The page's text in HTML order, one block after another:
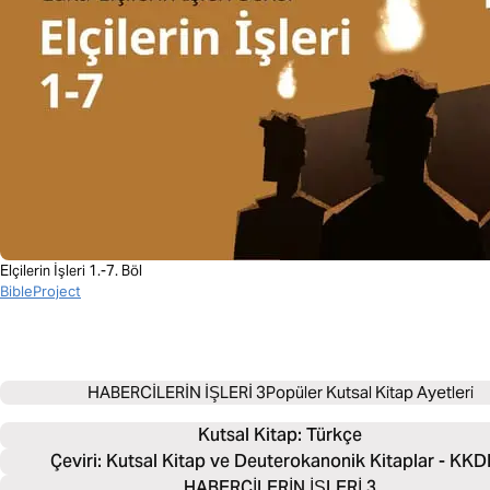
Elçilerin İşleri 1.-7. Böl
BibleProject
HABERCİLERİN İŞLERİ 3Popüler Kutsal Kitap Ayetleri
Kutsal Kitap: Türkçe
Çeviri: Kutsal Kitap ve Deuterokanonik Kitaplar -